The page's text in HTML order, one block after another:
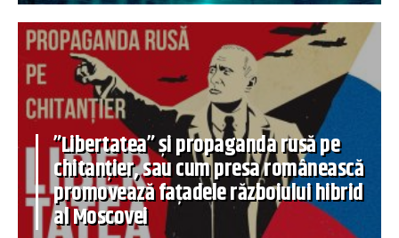
”Libertatea” și propaganda rusă pe
chitanțier, sau cum presa românească
promovează fațadele războiului hibrid
al Moscovei